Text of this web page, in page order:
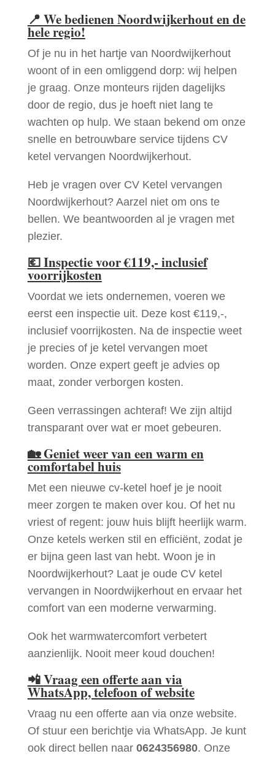
📍 We bedienen Noordwijkerhout en de
hele regio!
Of je nu in het hartje van Noordwijkerhout
woont of in een omliggend dorp: wij helpen
je graag. Onze monteurs rijden dagelijks
door de regio, dus je hoeft niet lang te
wachten op hulp. We staan bekend om onze
snelle en betrouwbare service tijdens CV
ketel vervangen Noordwijkerhout.
Heb je vragen over CV Ketel vervangen
Noordwijkerhout? Aarzel niet om ons te
bellen. We beantwoorden al je vragen met
plezier.
💶Inspectie voor €119,- inclusief
voorrijkosten
Voordat we iets ondernemen, voeren we
eerst een inspectie uit. Deze kost €119,-,
inclusief voorrijkosten. Na de inspectie weet
je precies of je ketel vervangen moet
worden. Onze expert geeft je advies op
maat, zonder verborgen kosten.
Geen verrassingen achteraf! We zijn altijd
transparant over wat er moet gebeuren.
🏡Geniet weer van een warm en
comfortabel huis
Met een nieuwe cv-ketel hoef je je nooit
meer zorgen te maken over kou. Of het nu
vriest of regent: jouw huis blijft heerlijk warm.
Onze ketels werken stil en efficiënt, zodat je
er bijna geen last van hebt. Woon je in
Noordwijkerhout? Laat je oude CV ketel
vervangen in Noordwijkerhout en ervaar het
comfort van een moderne verwarming.
Ook het warmwatercomfort verbetert
aanzienlijk. Nooit meer koud douchen!
📲Vraag een offerte aan via
WhatsApp, telefoon of website
Vraag nu een offerte aan via onze website.
Of stuur een berichtje via WhatsApp. Je kunt
ook direct bellen naar 0624356980. Onze